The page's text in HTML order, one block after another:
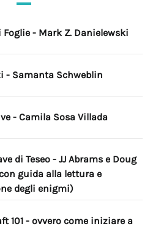
Foglie - Mark Z. Danielewski
- Samanta Schweblin
- Camila Sosa Villada
di Teseo - JJ Abrams e Doug
guida alla lettura e
degli enigmi)
101 - ovvero come iniziare a